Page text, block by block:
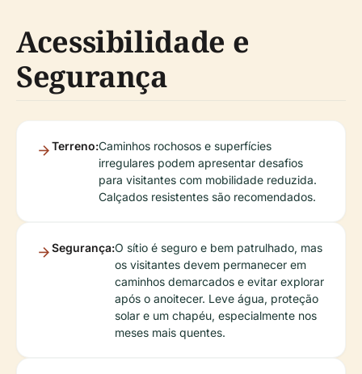
Acessibilidade e
Segurança
Terreno:Caminhos rochosos e superfícies
irregulares podem apresentar desafios
para visitantes com mobilidade reduzida.
Calçados resistentes são recomendados.
Segurança:O sítio é seguro e bem patrulhado, mas
os visitantes devem permanecer em
caminhos demarcados e evitar explorar
após o anoitecer. Leve água, proteção
solar e um chapéu, especialmente nos
meses mais quentes.